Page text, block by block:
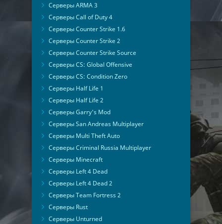
Серверы ARMA 3
Серверы Call of Duty 4
Серверы Counter Strike 1.6
Серверы Counter Strike 2
Серверы Counter Strike Source
Серверы CS: Global Offensive
Серверы CS: Condition Zero
Серверы Half Life 1
Серверы Half Life 2
Серверы Garry's Mod
Серверы San Andreas Multiplayer
Серверы Multi Theft Auto
Серверы Criminal Russia Multiplayer
Серверы Minecraft
Серверы Left 4 Dead
Серверы Left 4 Dead 2
Серверы Team Fortress 2
Серверы Rust
Серверы Unturned